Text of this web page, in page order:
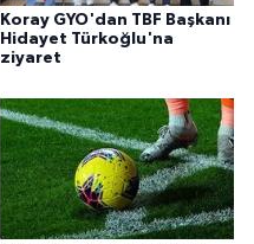
Koray GYO'dan TBF Başkanı
Hidayet Türkoğlu'na
ziyaret